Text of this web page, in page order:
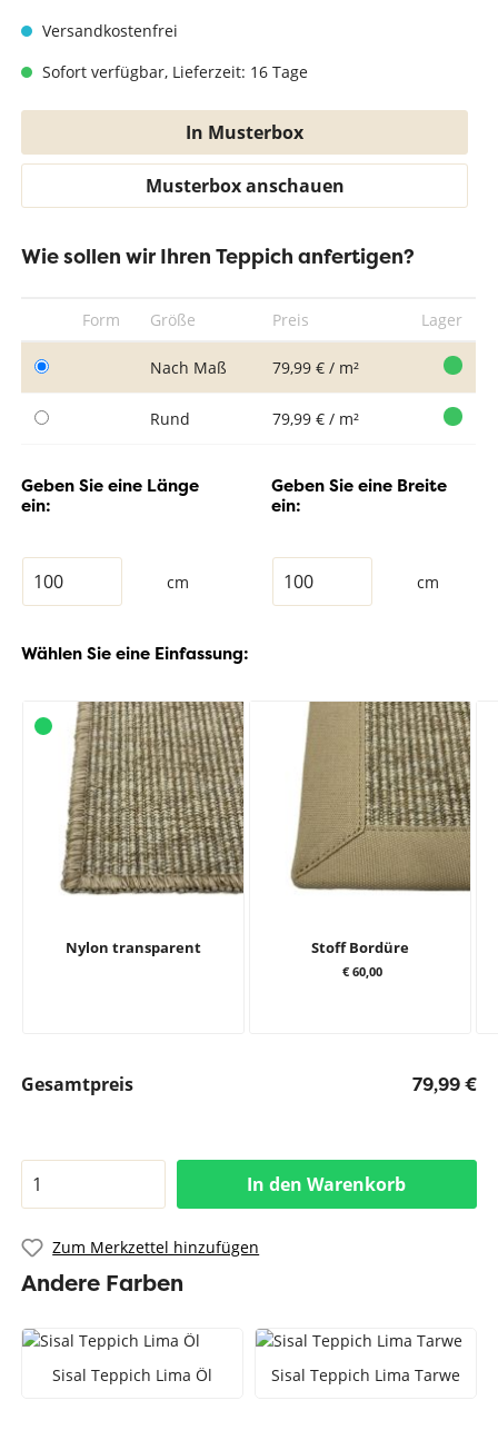
Versandkostenfrei
Sofort verfügbar, Lieferzeit: 16 Tage
In Musterbox
Musterbox anschauen
Wie sollen wir Ihren Teppich anfertigen?
Form Größe Preis Lager
Nach Maß 79,99 € / m²
Rund 79,99 € / m²
Geben Sie eine Länge
ein:
cm
Geben Sie eine Breite
ein:
cm
Wählen Sie eine Einfassung:
Nylon transparent Stoff Bordüre
€ 60,00
Gesamtpreis 79,99 €
In den Warenkorb
Zum Merkzettel hinzufügen
Andere Farben
Sisal Teppich Lima Öl Sisal Teppich Lima Tarwe